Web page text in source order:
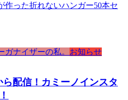
った折れないハンガー50本セ
ガナイザーの私。 お知らせ
配信！カミーノインスタ